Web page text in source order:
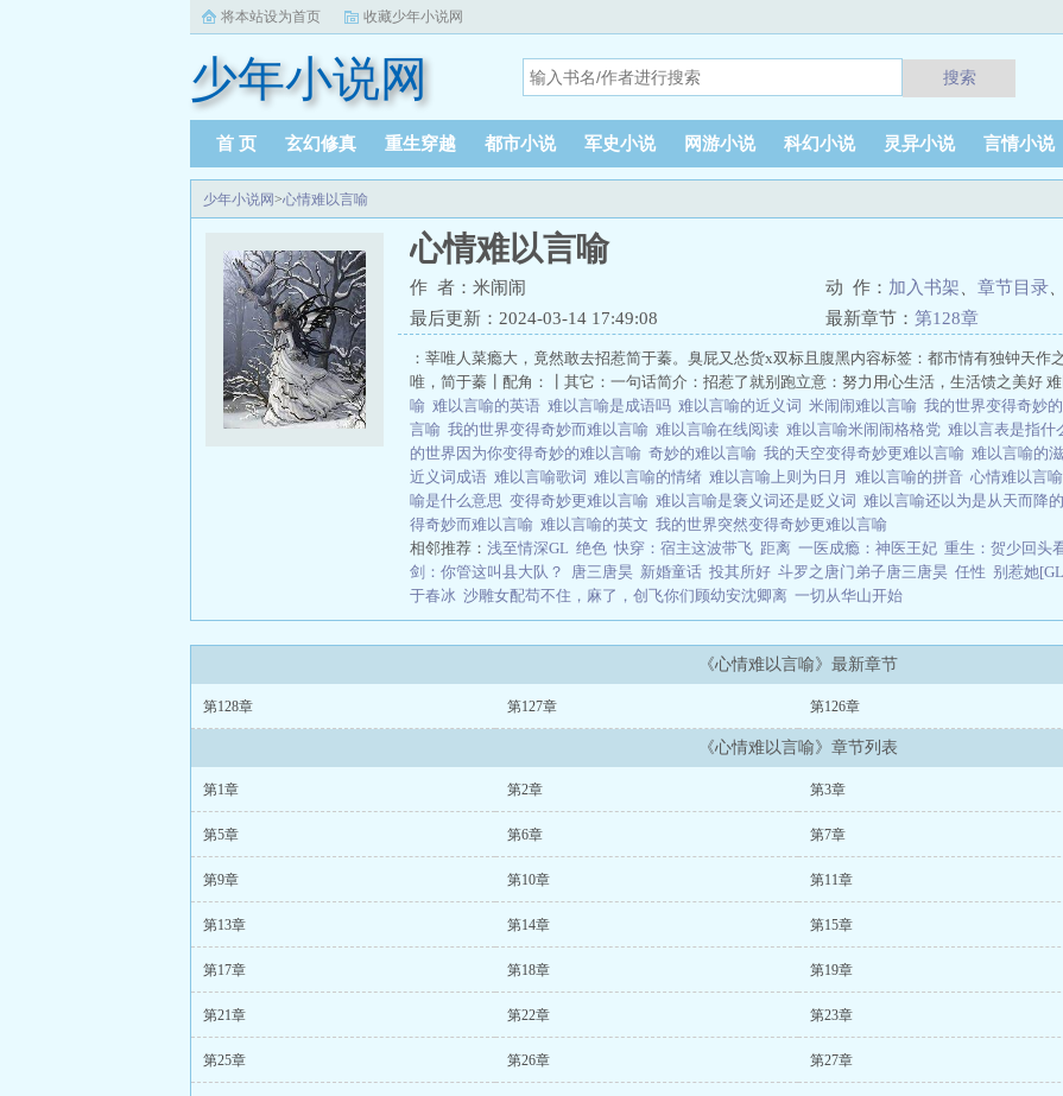
将本站设为首页 收藏少年小说网
少年小说网 搜索
首 页 玄幻修真 重生穿越 都市小说 军史小说 网游小说 科幻小说 灵异小说 言情小说
少年小说网>心情难以言喻
心情难以言喻
作 者：米闹闹 动 作： 加入书架 章节目录
最后更新：2024-03-14 17:49:08
最新章节： 第128章
：莘唯人菜瘾大，竟然敢去招惹简于蓁。臭屁又怂货x双标且腹黑内容标签：都市情有独钟天作
唯，简于蓁┃配角：┃其它：一句话简介：招惹了就别跑立意：努力用心生活，生活馈之美好
喻 难以言喻的英语 难以言喻是成语吗 难以言喻的近义词 米闹闹难以言喻 我的世界变得奇妙
言喻 我的世界变得奇妙而难以言喻 难以言喻在线阅读 难以言喻米闹闹格格党 难以言表是指什
的世界因为你变得奇妙的难以言喻 奇妙的难以言喻 我的天空变得奇妙更难以言喻 难以言喻的
近义词成语 难以言喻歌词 难以言喻的情绪 难以言喻上则为日月 难以言喻的拼音 心情难以言喻
喻是什么意思 变得奇妙更难以言喻 难以言喻是褒义词还是贬义词 难以言喻还以为是从天而降
得奇妙而难以言喻 难以言喻的英文 我的世界突然变得奇妙更难以言喻
相邻推荐： 浅至情深GL 绝色 快穿：宿主这波带飞 距离 一医成瘾：神医王妃 重生：贺少回头
剑：你管这叫县大队？
唐三唐昊 新婚童话 投其所好 斗罗之唐门弟子唐三唐昊 任性 别惹她
于春冰 沙雕女配苟不住，麻了，创飞你们顾幼安沈卿离 一切从华山开始
《心情难以言喻》最新章节
第128章 第127章 第126章
《心情难以言喻》章节列表
第1章 第2章 第3章
第5章 第6章 第7章
第9章 第10章 第11章
第13章 第14章 第15章
第17章 第18章 第19章
第21章 第22章 第23章
第25章 第26章 第27章